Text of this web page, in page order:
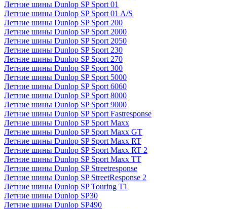
Летние шины Dunlop SP Sport 01
Летние шины Dunlop SP Sport 01 A/S
Летние шины Dunlop SP Sport 200
Летние шины Dunlop SP Sport 2000
Летние шины Dunlop SP Sport 2050
Летние шины Dunlop SP Sport 230
Летние шины Dunlop SP Sport 270
Летние шины Dunlop SP Sport 300
Летние шины Dunlop SP Sport 5000
Летние шины Dunlop SP Sport 6060
Летние шины Dunlop SP Sport 8000
Летние шины Dunlop SP Sport 9000
Летние шины Dunlop SP Sport Fastresponse
Летние шины Dunlop SP Sport Maxx
Летние шины Dunlop SP Sport Maxx GT
Летние шины Dunlop SP Sport Maxx RT
Летние шины Dunlop SP Sport Maxx RT 2
Летние шины Dunlop SP Sport Maxx TT
Летние шины Dunlop SP Streetresponse
Летние шины Dunlop SP StreetResponse 2
Летние шины Dunlop SP Touring T1
Летние шины Dunlop SP30
Летние шины Dunlop SP490